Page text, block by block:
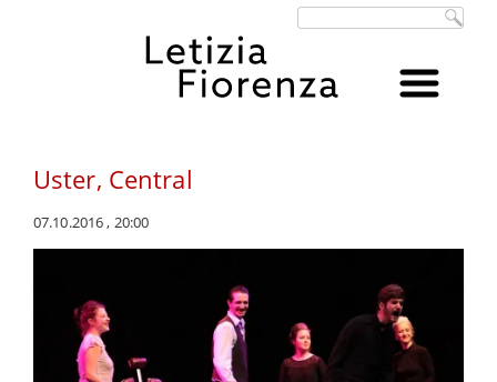
Suchbegriffe
Uster, Central
07.10.2016 , 20:00